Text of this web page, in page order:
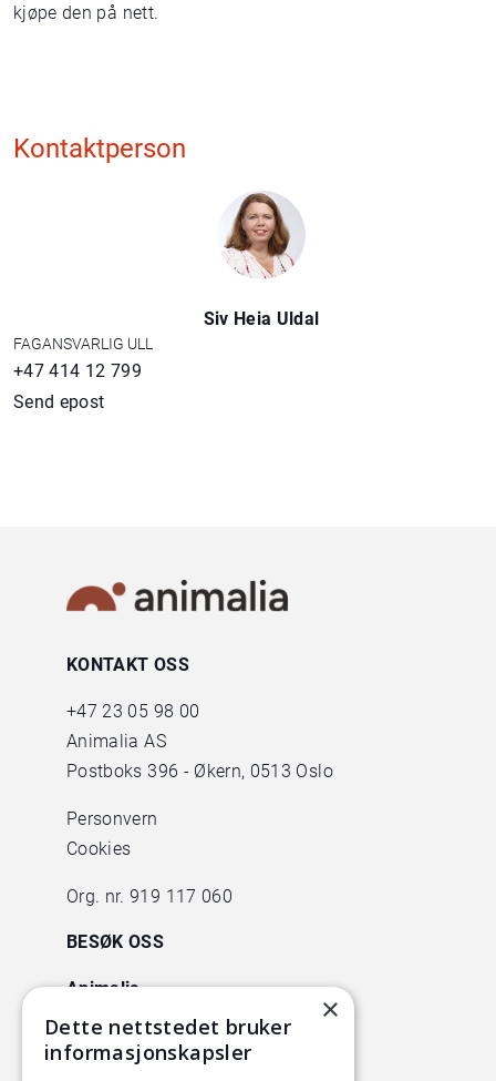
kjøpe den på nett.
Kontaktperson
Siv Heia Uldal
FAGANSVARLIG ULL
+47 414 12 799
Send epost
KONTAKT OSS
+47 23 05 98 00
Animalia AS
Postboks 396 - Økern, 0513 Oslo
Personvern
Cookies
Org. nr. 919 117 060
BESØK OSS
Animalia
Lørenveien 38
0585 Oslo
×
Dette nettstedet bruker
informasjonskapsler